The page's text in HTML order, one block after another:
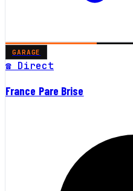
GARAGE
☎ Direct
France Pare Brise